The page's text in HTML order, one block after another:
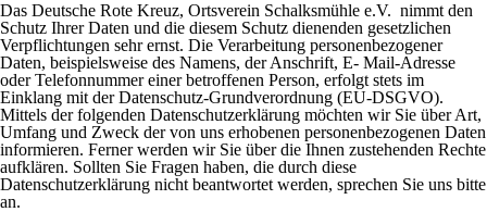
Das Deutsche Rote Kreuz, Ortsverein Schalksmühle e.V. nimmt den
Schutz Ihrer Daten und die diesem Schutz dienenden gesetzlichen
Verpflichtungen sehr ernst. Die Verarbeitung personenbezogener
Daten, beispielsweise des Namens, der Anschrift, E- Mail-Adresse
oder Telefonnummer einer betroffenen Person, erfolgt stets im
Einklang mit der Datenschutz-Grundverordnung (EU-DSGVO).
Mittels der folgenden Datenschutzerklärung möchten wir Sie über Art,
Umfang und Zweck der von uns erhobenen personenbezogenen Daten
informieren. Ferner werden wir Sie über die Ihnen zustehenden Rechte
aufklären. Sollten Sie Fragen haben, die durch diese
Datenschutzerklärung nicht beantwortet werden, sprechen Sie uns bitte
an.